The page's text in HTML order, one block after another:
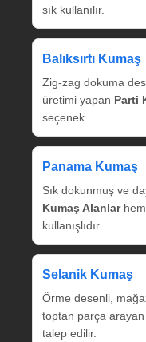
sık kullanılır.
Balıksırtı Kumaş
Zig‑zag dokuma
üretimi yapan Parti
seçenek.
Panama Kumaş
Sık dokunmuş ve
Kumaş Alanlar
kullanışlıdır.
Selanik Kumaş
Örme desenli,
toptan parça arayan
talep edilir.